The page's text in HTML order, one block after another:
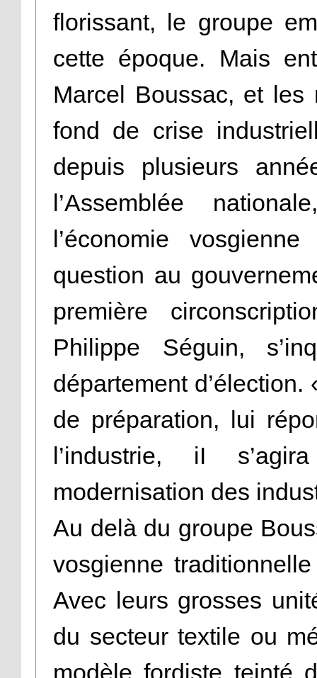
florissant, le groupe
cette époque. Mais
Marcel Boussac, et les
fond de crise
depuis plusieurs
l’Assemblée
l’économie
question au
première
Philippe Séguin,
département
de préparation, lui
l’industrie, iI
modernisation des
Au delà du groupe
vosgienne
Avec leurs grosses
du secteur textile ou
modèle fordiste teinté